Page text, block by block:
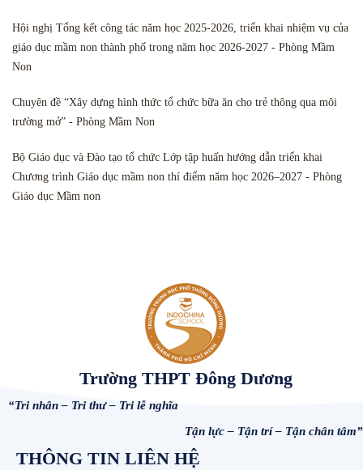
Hội nghị Tổng kết công tác năm học 2025-2026, triển khai nhiệm vụ của
giáo dục mầm non thành phố trong năm học 2026-2027 - Phòng Mầm
Non
Chuyên đề “Xây dựng hình thức tổ chức bữa ăn cho trẻ thông qua môi
trường mở” - Phòng Mầm Non
Bộ Giáo dục và Đào tạo tổ chức Lớp tập huấn hướng dẫn triển khai
Chương trình Giáo dục mầm non thí điểm năm học 2026–2027 - Phòng
Giáo dục Mầm non
Trường THPT Đông Dương
“Tri nhân – Tri thư – Tri lễ nghĩa
Tận lực – Tận trí – Tận chân tâm”
THÔNG TIN LIÊN HỆ